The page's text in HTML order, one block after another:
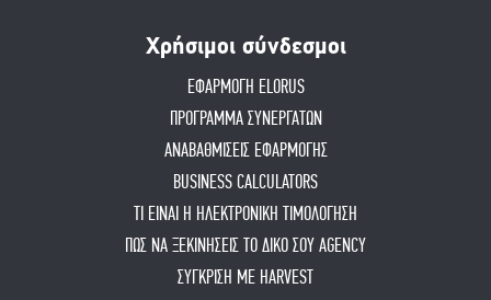
Χρήσιμοι σύνδεσμοι
ΕΦΑΡΜΟΓΗ ELORUS
ΠΡΟΓΡΑΜΜΑ ΣΥΝΕΡΓΑΤΩΝ
ΑΝΑΒΑΘΜΙΣΕΙΣ ΕΦΑΡΜΟΓΗΣ
BUSINESS CALCULATORS
ΤΙ ΕΙΝΑΙ Η ΗΛΕΚΤΡΟΝΙΚΗ ΤΙΜΟΛΟΓΗΣΗ
ΠΏΣ ΝΑ ΞΕΚΙΝΉΣΕΙΣ ΤΟ ΔΙΚΌ ΣΟΥ AGENCY
ΣΥΓΚΡΙΣΗ ΜΕ HARVEST